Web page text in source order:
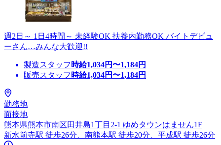
週2日～ 1日4時間～ 未経験OK 扶養内勤務OK バイトデビュ
ーさん…みんな大歓迎!!
製造スタッフ 時給1,034円〜1,184円
販売スタッフ 時給1,034円〜1,184円
勤務地
面接地
熊本県熊本市南区田井島1丁目2-1 ゆめタウンはません1F
新水前寺駅 徒歩26分、南熊本駅 徒歩20分、平成駅 徒歩26分